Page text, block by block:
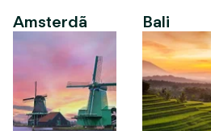
Amsterdã
Bali